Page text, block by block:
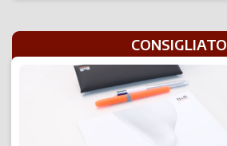
CONSIGLIATO